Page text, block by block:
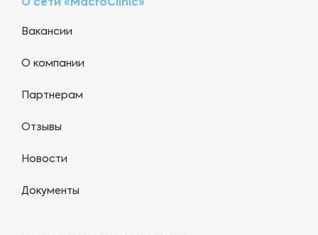
О сети «MacroClinic»
Вакансии
О компании
Партнерам
Отзывы
Новости
Документы